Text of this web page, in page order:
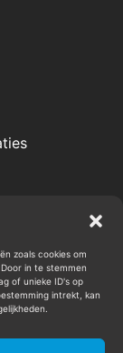
zoals cookies om
in te stemmen
of unieke ID's op
intrekt, kan